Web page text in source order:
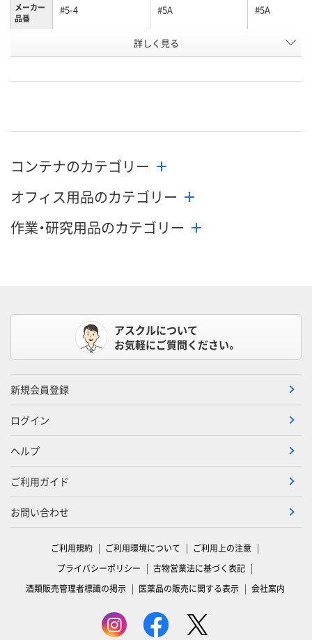
メーカー
品番
#5-4 #5A #5A
イエロー イエロー
号
お届け日 8月25日（火）まで 8月25日（火）まで 8月25日（火）
数量
カゴへ
数量
カゴへ
詳しく見る
コンテナのカテゴリー
オフィス用品のカテゴリー
作業・研究用品のカテゴリー
アスクルについて
お気軽にご質問ください。
新規会員登録
ログイン
ヘルプ
ご利用ガイド
お問い合わせ
ご利用規約 ご利用環境について
ご利用上の注意
プライバシーポリシー
古物営業法に基づく表記
酒類販売管理者標識の掲示
医薬品の販売に関する表示 会社案内